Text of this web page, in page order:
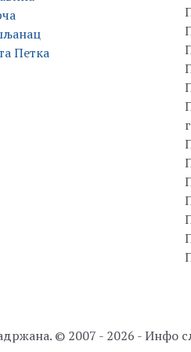
Петка
© 2007 - 2026 - Инфо